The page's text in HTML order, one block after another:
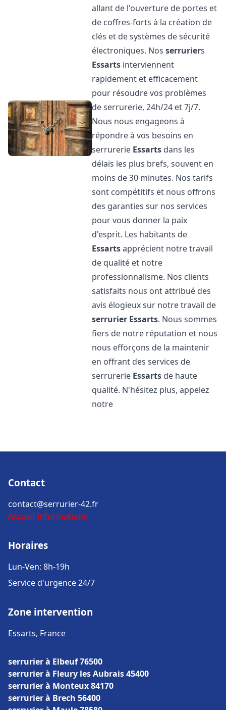
allant de l'ouverture de portes et
de coffres-forts à la création de
clés et de systèmes de sécurité
électroniques. Nosserruriers
Essarts interviennent
rapidement et efficacement
pour résoudre vos problèmes
de serrurerie, 24h/24 et 7j/7.
Nous nous engageons à
répondre à vos besoins en
serrurerie Essarts dans les
délais les plus brefs, souvent en
moins de 30 minutes. Nos tarifs
sont compétitifs et nous offrons
des garanties sur nos services
pour vous donner la paix
d'esprit. Les habitants de
Essartsapprécient notre travail
de qualité et notre
professionnalisme. Nos clients
satisfaits nous ont attribué des
avis élogieux sur notre travail de
serrurier Essarts. Nous sommes
fiers de notre réputation et nous
nous efforçons de la maintenir
en offrant des services de
serrurerie Essarts de haute
qualité. N'hésitez plus, appelez
notre
Contact
contact@serrurier-42.fr
Accueil Informations
Horaires
Lun-Ven: 8h-19h
Service d'urgence 24/7
Zone intervention
Essarts, France
serrurier à Elbeuf 76500
serrurier à Fleury les Aubrais 45400
serrurier à Monteux 84170
serrurier à Brech 56400